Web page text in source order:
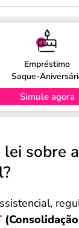
Empréstimo
Saque-
Simule agora
lei sobre